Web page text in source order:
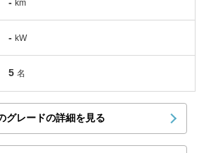
km
- kW
5 名
グレードの詳細を見る